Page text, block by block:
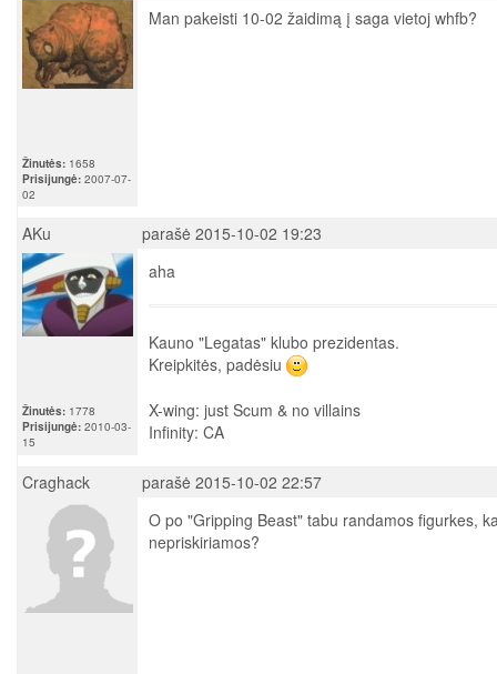
Žinutės: 1658
Prisijungė: 2007-07-
02
Man pakeisti 10-02 žaidimą į saga vietoj whfb?
AKu parašė 2015-10-02 19:23
Žinutės: 1778
Prisijungė: 2010-03-
15
aha
Kauno "Legatas" klubo prezidentas.
Kreipkitės, padėsiu
X-wing: just Scum & no villains
Infinity: CA
Craghack parašė 2015-10-02 22:57
O po "Gripping Beast" tabu randamos figurkes,
nepriskiriamos?